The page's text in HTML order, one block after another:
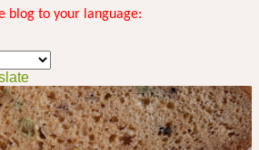
blog to your language: